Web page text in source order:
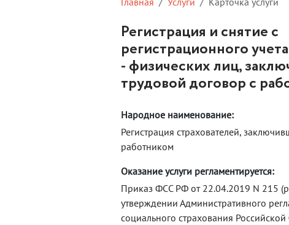
Регистрация и снятие с
регистрационного
- физических лиц,
трудовой договор с
Народное наименование:
Регистрация страхователей,
работником
Оказание услуги регламентируется:
Приказ ФСС РФ от 22.04.2019 N 215
утверждении Административного
социального страхования